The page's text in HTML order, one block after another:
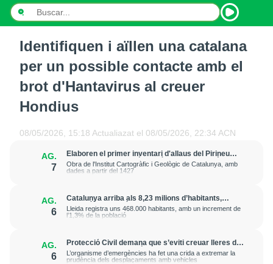
NOTÍCIES
PROGRAMES
ESPORTS
Identifiquen i aïllen una catalana
per un possible contacte amb el
brot d'Hantavirus al creuer
Hondius
08/05/2026, 15:18 Actualiazat el 08/05/2026, 22:34 ACN
AG.
7
Elaboren el primer inventari d'allaus del Pirineu
amb la documentació de més de 20.000 fenòmens
Obra de l'Institut Cartogràfic i Geològic de Catalunya, amb
dades a partir del 1427
AG.
6
Catalunya arriba als 8,23 milions d’habitants,
gairebé un 1% més que fa un any
Lleida registra uns 468.000 habitants, amb un increment de
l’1,3% de la població
AG.
6
Protecció Civil demana que s’eviti creuar lleres de
rius davant la previsió de fortes pluges d’aquest
dijous a la tarda
L’organisme d’emergències ha fet una crida a extremar la
prudència dels desplaçaments amb vehicles